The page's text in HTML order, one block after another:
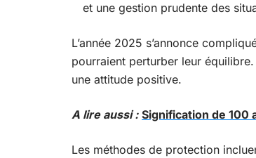
et une gestion prudente des
L’année 2025 s’annonce
pourraient perturber leur
une attitude positive.
A lire aussi : Signification de 100
Les méthodes de protection